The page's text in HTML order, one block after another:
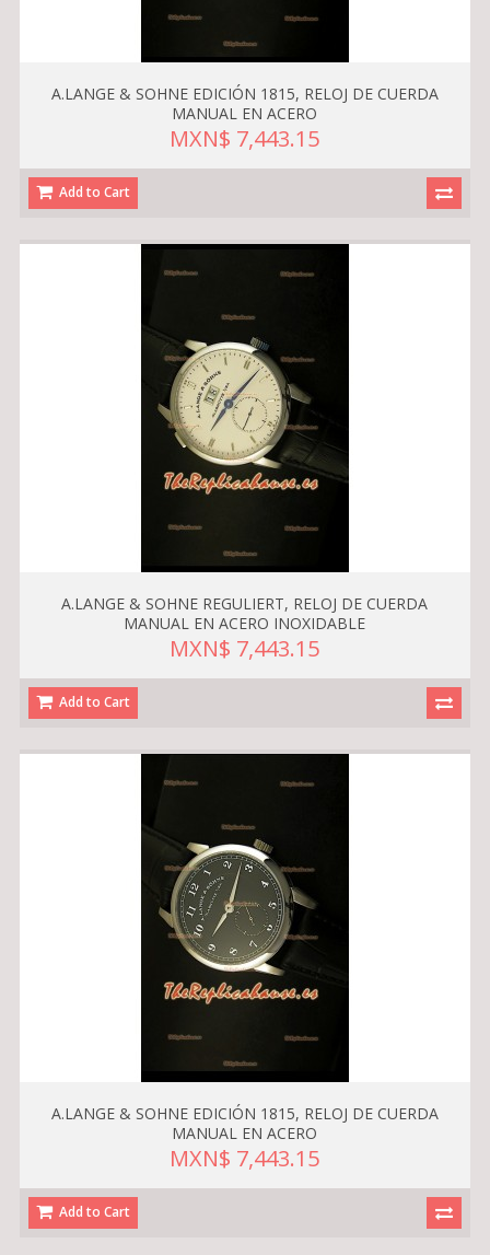
A.LANGE & SOHNE EDICIÓN 1815, RELOJ DE CUERDA
MANUAL EN ACERO
MXN$ 7,443.15
Add to Cart
A.LANGE & SOHNE REGULIERT, RELOJ DE CUERDA
MANUAL EN ACERO INOXIDABLE
MXN$ 7,443.15
Add to Cart
A.LANGE & SOHNE EDICIÓN 1815, RELOJ DE CUERDA
MANUAL EN ACERO
MXN$ 7,443.15
Add to Cart